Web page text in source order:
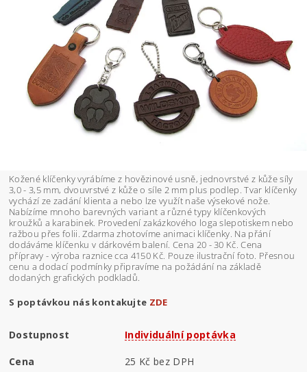
Kožené klíčenky vyrábíme z hovězinové usně, jednovrstvé z kůže síly
3,0 - 3,5 mm, dvouvrstvé z kůže o síle 2 mm plus podlep. Tvar klíčenky
vychází ze zadání klienta a nebo lze využít naše výsekové nože.
Nabízíme mnoho barevných variant a různé typy klíčenkových
kroužků a karabinek. Provedení zakázkového loga slepotiskem nebo
ražbou přes folii. Zdarma zhotovíme animaci klíčenky. Na přání
dodáváme klíčenku v dárkovém balení. Cena 20 - 30 Kč. Cena
přípravy - výroba raznice cca 4150 Kč. Pouze ilustrační foto. Přesnou
cenu a dodací podmínky připravíme na požádání na základě
dodaných grafických podkladů.
S poptávkou nás kontakujte ZDE
Dostupnost Individuální poptávka
Cena 25 Kč bez DPH